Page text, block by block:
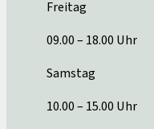
Freitag
09.00 – 18.00 Uhr
Samstag
10.00 – 15.00 Uhr